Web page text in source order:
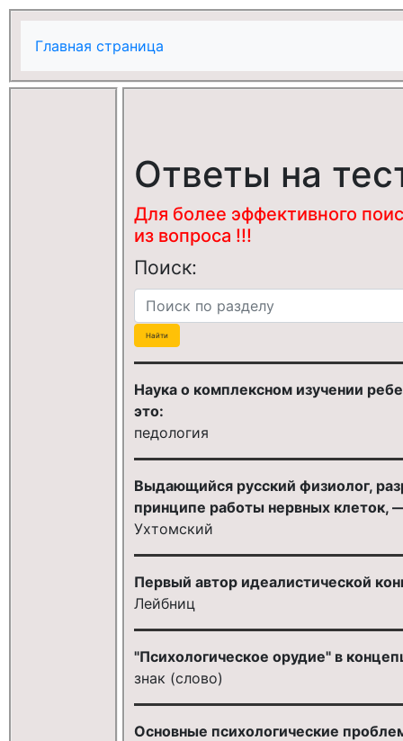
Главная страница
Ответы на
Для более эффективного
из вопроса !!!
Поиск:
Наука о комплексном изучении
это:
педология
Выдающийся русский физиолог,
принципе работы нервных клеток,
Ухтомский
Первый автор идеалистической
Лейбниц
"Психологическое орудие" в
знак (слово)
Основные психологические